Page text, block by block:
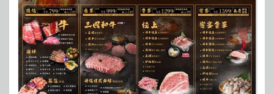
找菜單
品牌總覽